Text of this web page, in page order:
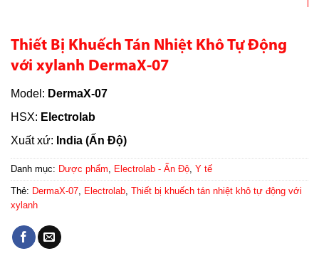
Thiết Bị Khuếch Tán Nhiệt Khô Tự Động
với xylanh DermaX-07
Model: DermaX-07
HSX: Electrolab
Xuất xứ: India (Ấn Độ)
Danh mục: Dược phẩm Electrolab - Ấn Độ Y tế
Thẻ: DermaX-07 Electrolab Thiết bị khuếch tán nhiệt khô tự động với
xylanh